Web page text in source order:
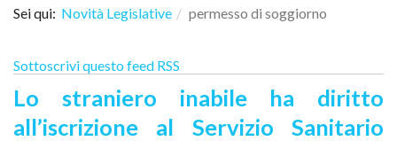
Sei qui: Novità Legislative permesso di soggiorno
Sottoscrivi questo feed RSS
Lo straniero inabile ha diritto
all’iscrizione al Servizio Sanitario